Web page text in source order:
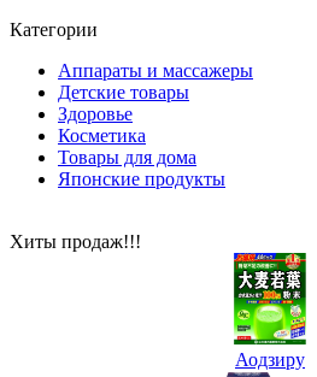
Категории
Аппараты и массажеры
Детские товары
Здоровье
Косметика
Товары для дома
Японские продукты
Хиты продаж!!!
Аодзиру